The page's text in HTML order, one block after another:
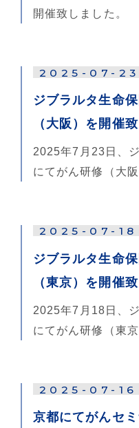
開催致しました。
2025-07-23
ジブラルタ生命
（大阪）を開催
2025年7月23日、
にてがん研修（大
2025-07-18
ジブラルタ生命
（東京）を開催
2025年7月18日、
にてがん研修（東
2025-07-16
京都にてがんセ